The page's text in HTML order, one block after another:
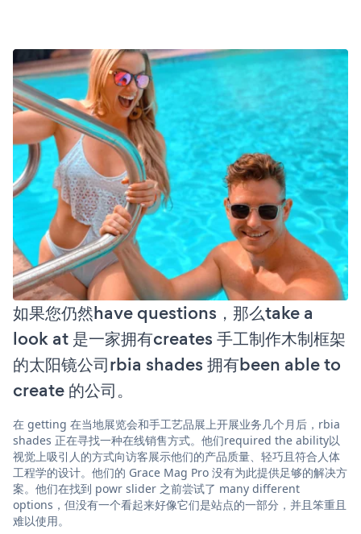
如果您仍然have questions，那么take a
look at 是一家拥有creates 手工制作木制框架
的太阳镜公司rbia shades 拥有been able to
create 的公司。
在 getting 在当地展览会和手工艺品展上开展业务几个月后，rbia
shades 正在寻找一种在线销售方式。他们required the ability以
视觉上吸引人的方式向访客展示他们的产品质量、轻巧且符合人体
工程学的设计。他们的 Grace Mag Pro 没有为此提供足够的解决方
案。他们在找到 powr slider 之前尝试了 many different
options，但没有一个看起来好像它们是站点的一部分，并且笨重且
难以使用。